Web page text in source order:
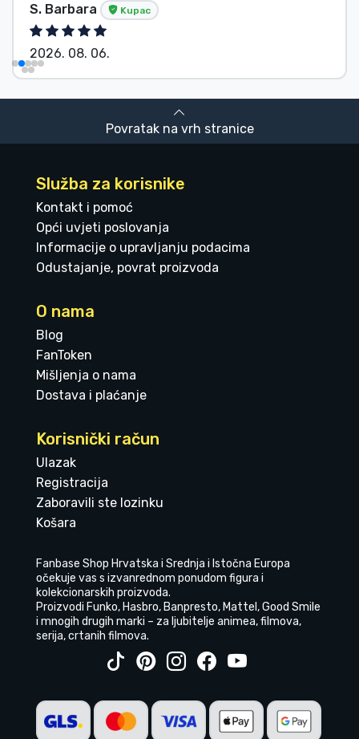
S. Barbara Kupac
2026. 08. 06.
Povratak na vrh stranice
Služba za korisnike
Kontakt i pomoć
Opći uvjeti poslovanja
Informacije o upravljanju podacima
Odustajanje, povrat proizvoda
O nama
Blog
FanToken
Mišljenja o nama
Dostava i plaćanje
Korisnički račun
Ulazak
Registracija
Zaboravili ste lozinku
Košara
Fanbase Shop Hrvatska i Srednja i Istočna Europa
očekuje vas s izvanrednom ponudom figura i
kolekcionarskih proizvoda.
Proizvodi Funko, Hasbro, Banpresto, Mattel, Good Smile
i mnogih drugih marki – za ljubitelje animea, filmova,
serija, crtanih filmova.